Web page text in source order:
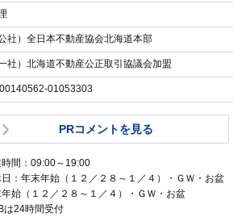
公社）全日本不動産協会北海道本部
一社）北海道不動産公正取引協議会加盟
01053303
PRコメントを見る
時間：09:00～19:00
日：年末年始（１２／２８～１／４）・ＧＷ・お盆
始（１２／２８～１／４）・ＧＷ・お盆
は24時間受付